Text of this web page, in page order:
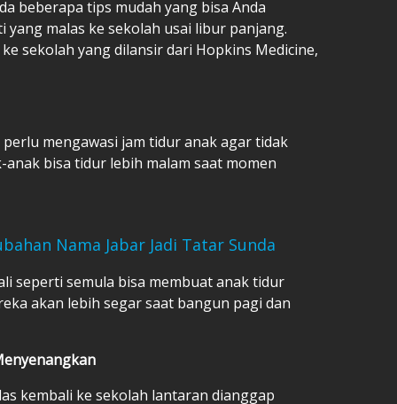
beberapa tips mudah yang bisa Anda
malas ke sekolah usai libur panjang.
sekolah yang dilansir dari Hopkins Medicine,
mengawasi jam tidur anak agar tidak
bisa tidur lebih malam saat momen
Nama Jabar Jadi Tatar Sunda
seperti semula bisa membuat anak tidur
akan lebih segar saat bangun pagi dan
kembali ke sekolah lantaran dianggap